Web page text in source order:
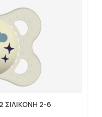
ΣΙΛΙΚΟΝΗ 2-6